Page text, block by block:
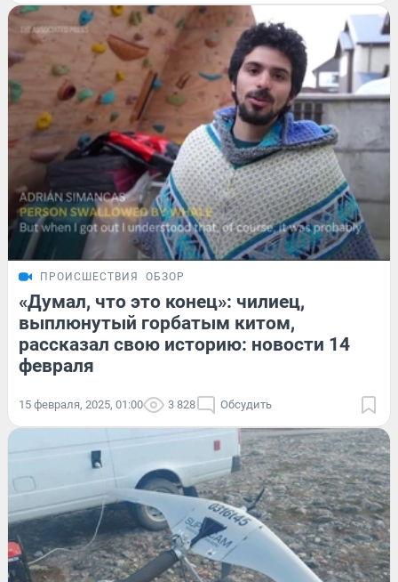
ПРОИСШЕСТВИЯ ОБЗОР
«Думал, что это конец»: чилиец,
выплюнутый горбатым китом,
рассказал свою историю: новости 14
февраля
15 февраля, 2025, 01:00 3 828 Обсудить